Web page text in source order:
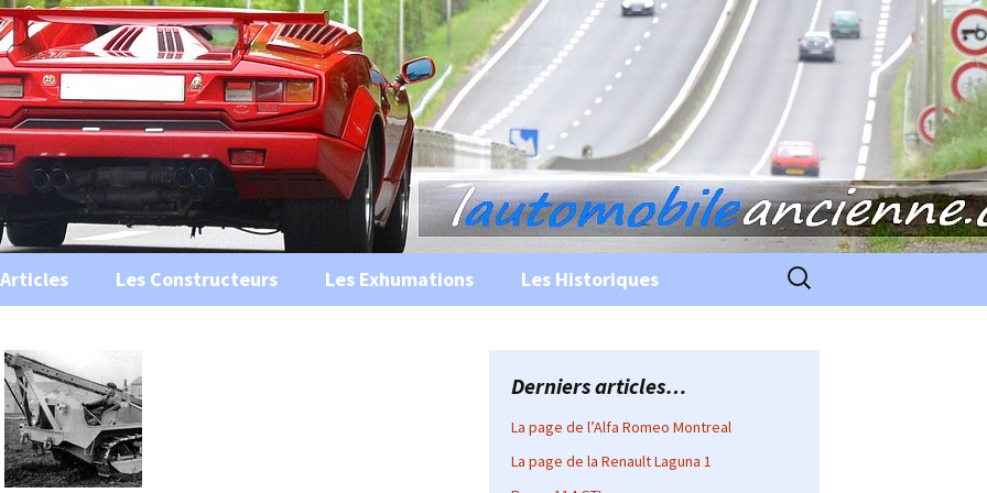
Ancienne
historiques …
évènements
musées
Les Constructeurs Les Exhumations Les Historiques Rechercher :
Derniers articles…
La page de l’Alfa Romeo Montreal
La page de la Renault Laguna 1